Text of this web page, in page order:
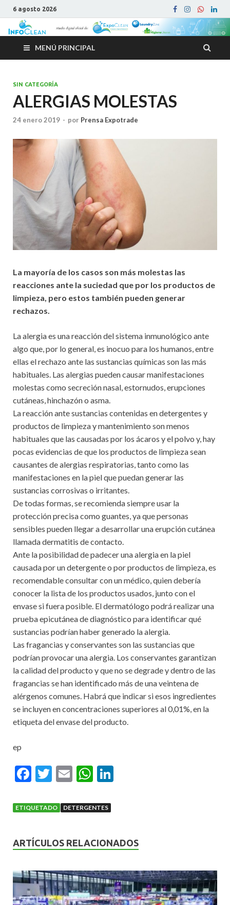
6 agosto 2026
MENÚ PRINCIPAL
SIN CATEGORÍA
ALERGIAS MOLESTAS
24 enero 2019 - por Prensa Expotrade
La mayoría de los casos son más molestas las
reacciones ante la suciedad que por los productos de
limpieza, pero estos también pueden generar
rechazos.
La alergia es una reacción del sistema inmunológico ante
algo que, por lo general, es inocuo para los humanos, entre
ellas el rechazo ante las sustancias químicas son las más
habituales. Las alergias pueden causar manifestaciones
molestas como secreción nasal, estornudos, erupciones
cutáneas, hinchazón o asma.
La reacción ante sustancias contenidas en detergentes y
productos de limpieza y mantenimiento son menos
habituales que las causadas por los ácaros y el polvo y, hay
pocas evidencias de que los productos de limpieza sean
causantes de alergias respiratorias, tanto como las
manifestaciones en la piel que puedan generar las
sustancias corrosivas o irritantes.
De todas formas, se recomienda siempre usar la
protección precisa como guantes, ya que personas
sensibles pueden llegar a desarrollar una erupción cutánea
llamada dermatitis de contacto.
Ante la posibilidad de padecer una alergia en la piel
causada por un detergente o por productos de limpieza, es
recomendable consultar con un médico, quien debería
conocer la lista de los productos usados, junto con el
envase si fuera posible. El dermatólogo podrá realizar una
prueba epicutánea de diagnóstico para identificar qué
sustancias podrían haber generado la alergia.
Las fragancias y conservantes son las sustancias que
podrían provocar una alergia. Los conservantes garantizan
la calidad del producto y que no se degrade y dentro de las
fragancias se han identificado más de una veintena de
alérgenos comunes. Habrá que indicar si esos ingredientes
se incluyen en concentraciones superiores al 0,01%, en la
etiqueta del envase del producto.
ep
F
e
o
o
k
T
itt
E
ai
W
at
A
p
p
n
ETIQUETADO DETERGENTES
ARTÍCULOS RELACIONADOS